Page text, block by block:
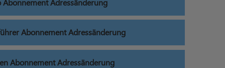
Abonnement Adressänderung
Abonnement Adressänderung
Abonnement Adressänderung